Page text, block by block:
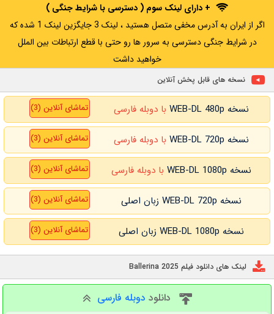
+ دارای لینک سوم ( دسترسی با شرایط جنگی )
اگر از ایران به آدرس مخفی متصل هستید ، لینک 3 جایگزین لینک 1 شده که
در شرایط جنگی دسترسی به سرور ها رو حتی با قطع ارتباطات بین الملل
خواهید داشت
نسخه های قابل پخش آنلاین
نسخه WEB-DL 480p با دوبله فارسی تماشای آنلاین (3)
نسخه WEB-DL 720p با دوبله فارسی تماشای آنلاین (3)
نسخه WEB-DL 1080p با دوبله فارسی تماشای آنلاین (3)
نسخه WEB-DL 720p زبان اصلی تماشای آنلاین (3)
نسخه WEB-DL 1080p زبان اصلی تماشای آنلاین (3)
لینک های دانلود فیلم Ballerina 2025
دانلود دوبله فارسی